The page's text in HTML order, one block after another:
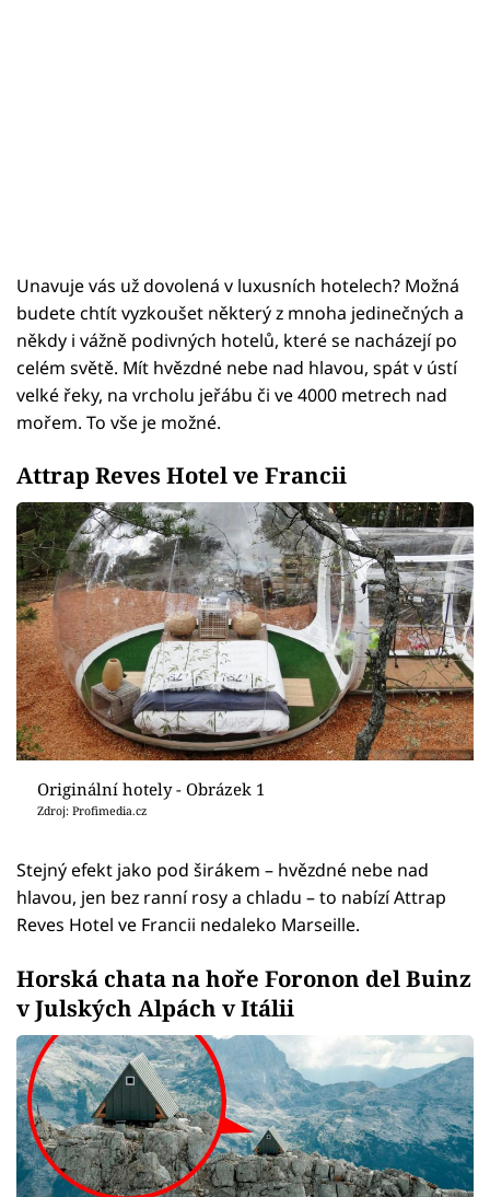
Unavuje vás už dovolená v luxusních hotelech? Možná
budete chtít vyzkoušet některý z mnoha jedinečných a
někdy i vážně podivných hotelů, které se nacházejí po
celém světě. Mít hvězdné nebe nad hlavou, spát v ústí
velké řeky, na vrcholu jeřábu či ve 4000 metrech nad
mořem. To vše je možné.
Attrap Reves Hotel ve Francii
Originální hotely - Obrázek 1
Zdroj: Profimedia.cz
Stejný efekt jako pod širákem – hvězdné nebe nad
hlavou, jen bez ranní rosy a chladu – to nabízí Attrap
Reves Hotel ve Francii nedaleko Marseille.
Horská chata na hoře Foronon del Buinz
v Julských Alpách v Itálii